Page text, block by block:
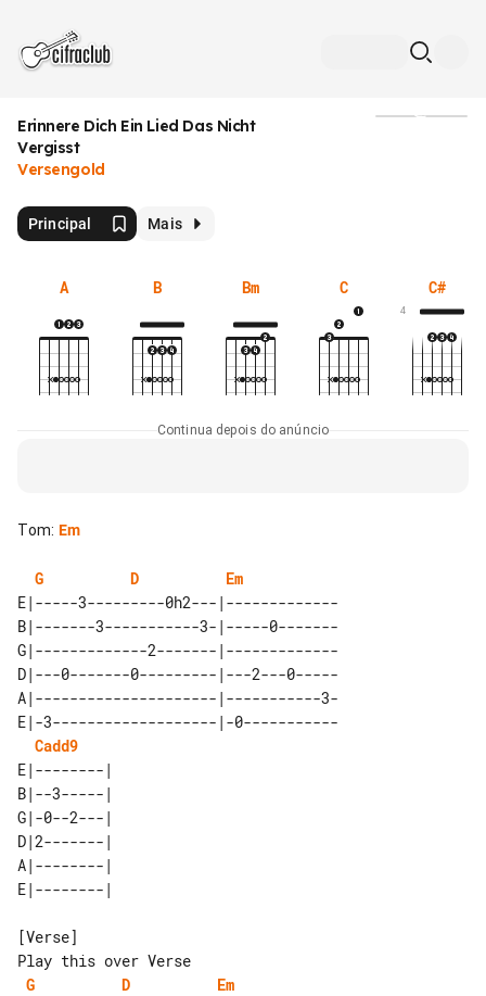
Erinnere Dich Ein Lied Das Nicht
Vergisst
Versengold
Principal Mais
A B Bm C C#
4
Continua depois do anúncio
Tom: Em
G D
Em
E|-----3---------0h2---|-------------
B|-------3-----------3-|-----0-------
G|-------------2-------|-------------
D|---0-------0---------|---2---0-----
A|---------------------|-----------3-
E|-3-------------------|-0-----------
Cadd9
E|--------|
B|--3-----|
G|-0--2---|
D|2-------|
A|--------|
[Verse]
G
D
Em